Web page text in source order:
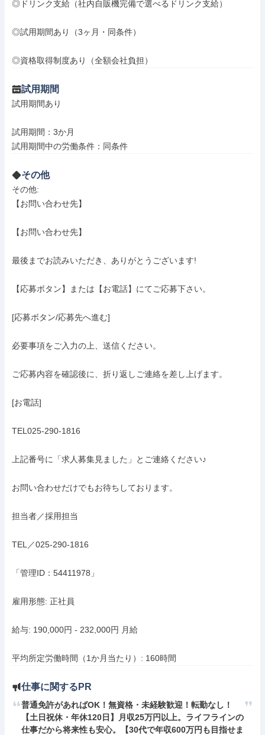
◎ドリンク支給（社内自販機完備で選べるドリンク支給）
◎試用期間あり（3ヶ月・同条件）
◎資格取得制度あり（全額会社負担）
試用期間
試用期間あり
試用期間：3か月
試用期間中の労働条件：同条件
その他
その他:
【お問い合わせ先】
【お問い合わせ先】
最後までお読みいただき、ありがとうございます!
【応募ボタン】または【お電話】にてご応募下さい。
[応募ボタン/応募先へ進む]
必要事項をご入力の上、送信ください。
ご応募内容を確認後に、折り返しご連絡を差し上げます。
[お電話]
TEL025-290-1816
上記番号に「求人募集見ました」とご連絡ください♪
お問い合わせだけでもお待ちしております。
担当者／採用担当
TEL／025-290-1816
「管理ID：54411978」
雇用形態: 正社員
給与: 190,000円 - 232,000円 月給
平均所定労働時間（1か月当たり）: 160時間
仕事に関するPR
普通免許があればOK！無資格・未経験歓迎！転勤なし！
【土日祝休・年休120日】月収25万円以上。ライフラインの
仕事だから将来性も安心。【30代で年収600万円も目指せま